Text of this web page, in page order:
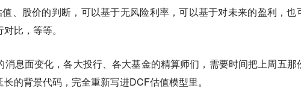
值、股价的判断，可以基于无风险利率，可以基于对未来的盈利，也
比，等等。
消息面变化，各大投行、各大基金的精算师们，需要时间把上周五那
的背景代码，完全重新写进DCF估值模型里。